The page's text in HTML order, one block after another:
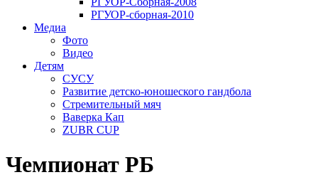
РГУОР-сборная-2010
Медиа
Фото
Видео
Детям
СУСУ
Развитие детско-юношеского гандбола
Стремительный мяч
Ваверка Кап
ZUBR CUP
Чемпионат РБ